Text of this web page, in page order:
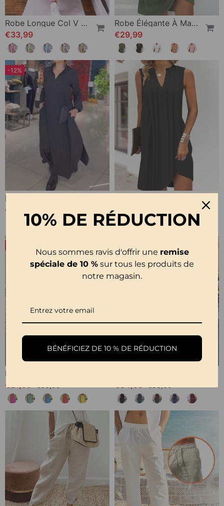
Robe Longue Col V En Imprimé À Manches Courtes
€33,99
Robe Élégante À Manches Fendues De Couleur Unie
€29,99
-12%
€34,99
€21,99
€34,99
10% DE RÉDUCTION
Nous sommes ravis d'offrir une remise
spéciale de 10 % sur tous les produits de
notre magasin.
BÉNÉFICIEZ DE 10 % DE RÉDUCTION